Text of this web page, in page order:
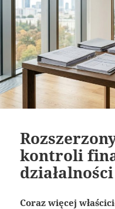
kontroli
działalności
Coraz więcej